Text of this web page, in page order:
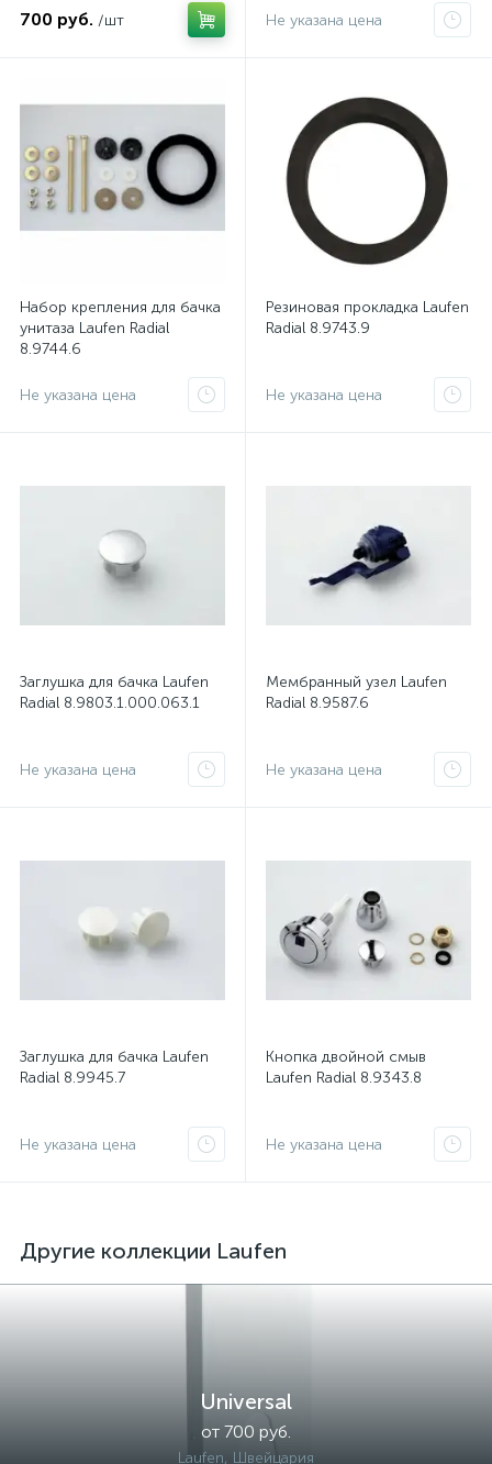
700 руб. /шт Не указана цена
Набор крепления для бачка
унитаза Laufen Radial
8.9744.6
Не указана цена
Резиновая прокладка Laufen
Radial 8.9743.9
Не указана цена
Заглушка для бачка Laufen
Radial 8.9803.1.000.063.1
Не указана цена
Мембранный узел Laufen
Radial 8.9587.6
Не указана цена
Заглушка для бачка Laufen
Radial 8.9945.7
Не указана цена
Кнопка двойной смыв
Laufen Radial 8.9343.8
Не указана цена
Другие коллекции Laufen
Universal
от 700 руб.
Laufen, Швейцария